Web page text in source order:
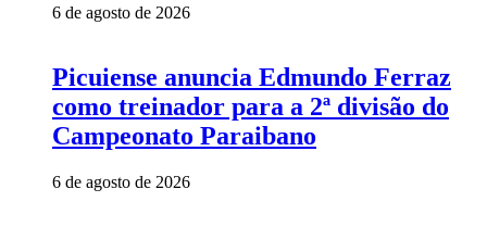
6 de agosto de 2026
Picuiense anuncia Edmundo Ferraz
como treinador para a 2ª divisão do
Campeonato Paraibano
6 de agosto de 2026